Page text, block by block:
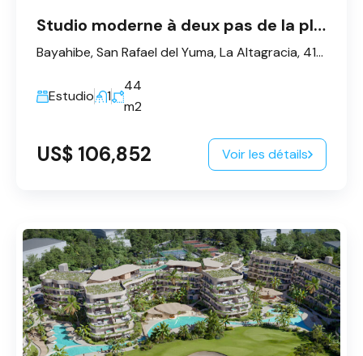
Studio moderne à deux pas de la plage à Bayahibe
Bayahibe, San Rafael del Yuma, La Altagracia, 41202, République dominicaine
Estudio 1
44
m2
US$ 106,852 Voir les détails